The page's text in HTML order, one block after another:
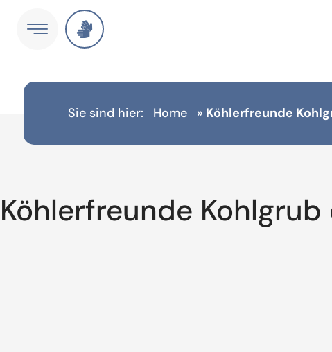
Sie sind hier: Home » Köhlerfreunde
Köhlerfreunde Kohlgrub